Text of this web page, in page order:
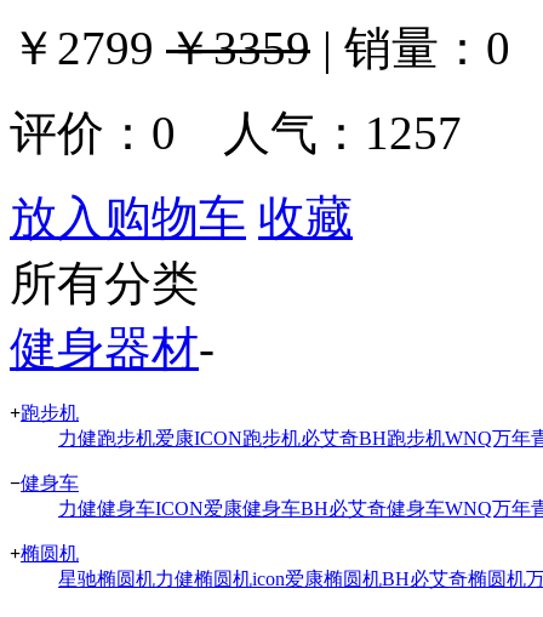
￥2799 ￥3359 | 销量： 0
评价： 0 人气：1257
放入购物车 收藏
所有分类
健身器材-
+跑步机
力健跑步机爱康ICON跑步机必艾奇BH跑步机WNQ万年
−健身车
力健健身车ICON爱康健身车BH必艾奇健身车WNQ万年
+椭圆机
星驰椭圆机力健椭圆机icon爱康椭圆机BH必艾奇椭圆机